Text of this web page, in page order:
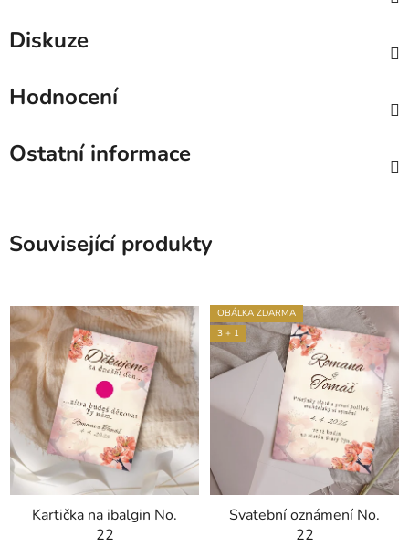
Diskuze
Hodnocení
Ostatní informace
Související produkty
Kartička na ibalgin No.
22
OBÁLKA ZDARMA
3 + 1
Svatební oznámení No.
22